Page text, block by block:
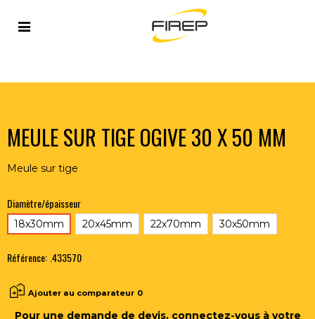
Accueil OUTILLAGE DU SOUDEUR >
MEULE SUR TIGE OGIVE 30 X 50 MM
MEULE SUR TIGE OGIVE 30 X 50 MM
Meule sur tige
Diamètre/épaisseur
18x30mm 20x45mm 22x70mm 30x50mm
Référence: .433570
Ajouter au comparateur 0
Pour une demande de devis, connectez-vous à votre